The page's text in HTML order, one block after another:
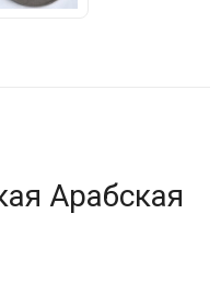
Арабская